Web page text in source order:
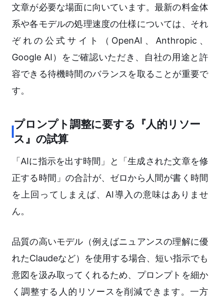
文章が必要な場面に向いています。最新の料金体
系や各モデルの処理速度の仕様については、それ
ぞれの公式サイト（OpenAI、Anthropic、
Google AI）をご確認いただき、自社の用途と許
容できる待機時間のバランスを取ることが重要で
す。
プロンプト調整に要する『人的リソー
ス』の試算
「AIに指示を出す時間」と「生成された文章を修
正する時間」の合計が、ゼロから人間が書く時間
を上回ってしまえば、AI導入の意味はありませ
ん。
品質の高いモデル（例えばニュアンスの理解に優
れたClaudeなど）を使用する場合、短い指示でも
意図を汲み取ってくれるため、プロンプトを細か
く調整する人的リソースを削減できます。一方